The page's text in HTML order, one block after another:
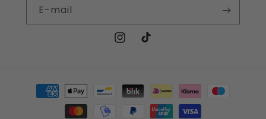
E-mail
Instagram
TikTok
Moyens